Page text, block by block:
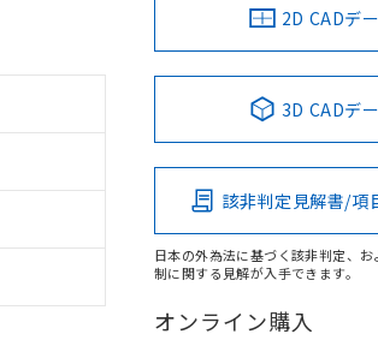
2D CADデ
3D CADデ
該非判定見解書/項
日本の外為法に基づく該非判定、お
制に関する見解が入手できます。
オンライン購入